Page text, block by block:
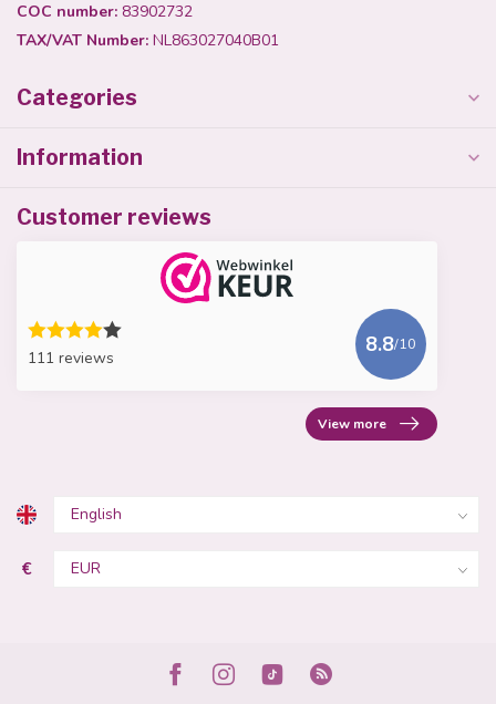
COC number: 83902732
TAX/VAT Number: NL863027040B01
Categories
Information
Customer reviews
111 reviews
8.8/10
View more
€